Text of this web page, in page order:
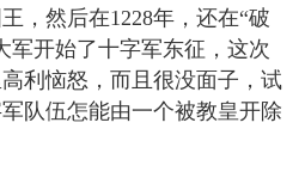
，然后在1228年，还在“破
军开始了十字军东征，这次
利恼怒，而且很没面子，试
队伍怎能由一个被教皇开除